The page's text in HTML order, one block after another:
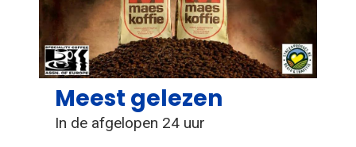
Meest gelezen
In de afgelopen 24 uur